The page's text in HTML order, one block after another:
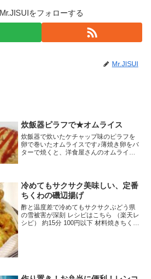
Mr.JISUIをフォローする
Mr.JISUI
炊飯器ピラフで★オムライス
炊飯器で炊いたケチャップ味のピラフを
卵で巻いたオムライスです♪薄焼き卵をバ
ターで焼くと、洋食屋さんのオムライス
ィンナ...
冷めてもサクサク美味しい、定番
ちくわの磯辺揚げ
酢と温度差で冷めてもサクサクぶどう県
の雪被害が深刻 レシピはこちら （楽天レ
シピ） 約15分 100円以下 材料焼きちくわ